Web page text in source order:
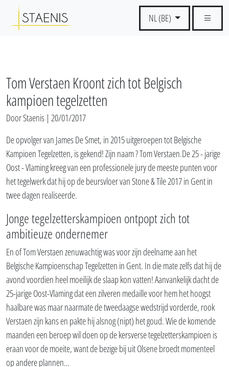
NL (BE)
Tom Verstaen Kroont zich tot Belgisch
kampioen tegelzetten
Door Staenis | 20/01/2017
De opvolger van James De Smet, in 2015 uitgeroepen tot Belgische
Kampioen Tegelzetten, is gekend! Zijn naam ? Tom Verstaen.De 25 - jarige
Oost - Vlaming kreeg van een professionele jury de meeste punten voor
het tegelwerk dat hij op de beursvloer van Stone & Tile 2017 in Gent in
twee dagen realiseerde.
Jonge tegelzetterskampioen ontpopt zich tot
ambitieuze ondernemer
En of Tom Verstaen zenuwachtig was voor zijn deelname aan het
Belgische Kampioenschap Tegelzetten in Gent. In die mate zelfs dat hij de
avond voordien heel moeilijk de slaap kon vatten! Aanvankelijk dacht de
25-jarige Oost-Vlaming dat een zilveren medaille voor hem het hoogst
haalbare was maar naarmate de tweedaagse wedstrijd vorderde, rook
Verstaen zijn kans en pakte hij alsnog (nipt) het goud. Wie de komende
maanden een beroep wil doen op de kersverse tegelzetterskampioen is
eraan voor de moeite, want de bezige bij uit Olsene broedt momenteel
op andere plannen…